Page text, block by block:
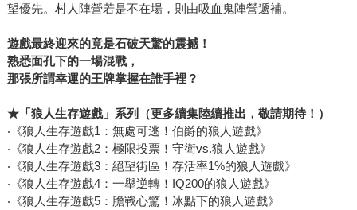
望優先。村人陣營若是不在場，則由吸血鬼陣營遞補。
遊戲最終迎來的竟是石破天驚的震撼！
熟悉面孔下的一場混戰，
那張所謂幸運的王牌掌握在誰手裡？
★「狼人生存遊戲」系列
（更多續集陸續推出，敬請期待！）
‧《狼人生存遊戲1：無處可逃！伯爵的狼人遊戲》
‧《狼人生存遊戲2：極限投票！守衛vs.狼人遊戲》
‧《狼人生存遊戲3：絕望街區！存活率1%的狼人遊戲》
‧《狼人生存遊戲4：一舉逆轉！IQ200的狼人遊戲》
‧《狼人生存遊戲5：膽戰心驚！冰點下的狼人遊戲》